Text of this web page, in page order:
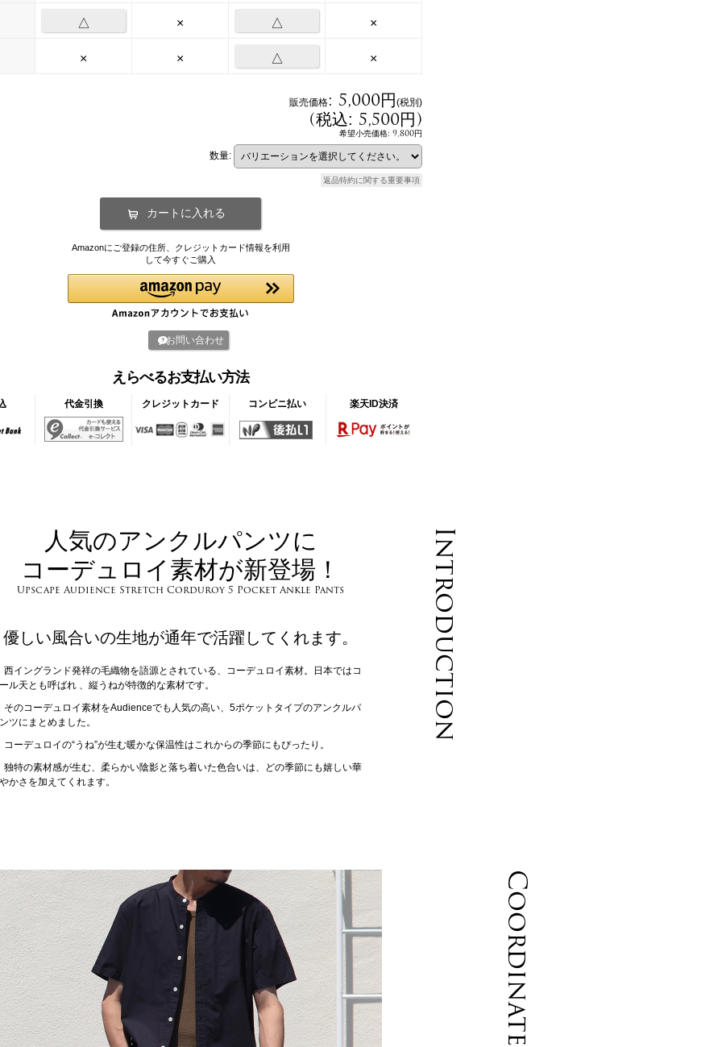
△ × △ ×
× × △ ×
販売価格: 5,000円(税別)
(税込: 5,500円)
希望小売価格: 9,800円
数量:
返品特約に関する重要事項
Amazonにご登録の住所、クレジットカード情報を利用
して今すぐご購入
お問い合わせ
えらべるお支払い方法
代金引換 クレジットカード コンビニ払い 楽天ID決済
Introduction
人気のアンクルパンツに
コーデュロイ素材が新登場！
Upscape Audience Stretch Corduroy 5 Pocket Ankle Pants
優しい風合いの生地が通年で活躍してくれます。
西イングランド発祥の毛織物を語源とされている、コーデュロイ素材。日本ではコ
ール天とも呼ばれ 、縦うねが特徴的な素材です。
そのコーデュロイ素材をAudienceでも人気の高い、5ポケットタイプのアンクルパ
ンツにまとめました。
コーデュロイの“うね”が生む暖かな保温性はこれからの季節にもぴったり。
独特の素材感が生む、柔らかい陰影と落ち着いた色合いは、どの季節にも嬉しい華
やかさを加えてくれます。
Coordinate